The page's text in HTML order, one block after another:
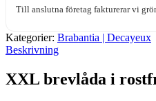
Till anslutna företag fakturerar vi
Kategorier: Brabantia | Decayeux
Beskrivning
XXL brevlåda i